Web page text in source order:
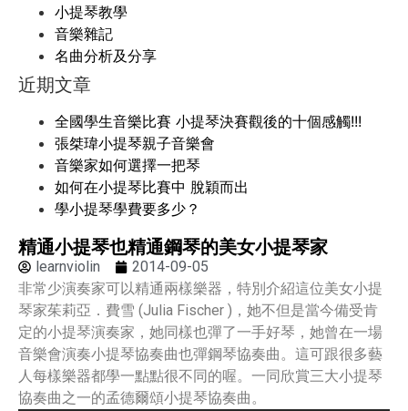
小提琴教學
音樂雜記
名曲分析及分享
近期文章
全國學生音樂比賽 小提琴決賽觀後的十個感觸!!!
張桀瑋小提琴親子音樂會
音樂家如何選擇一把琴
如何在小提琴比賽中 脫穎而出
學小提琴學費要多少？
精通小提琴也精通鋼琴的美女小提琴家
learnviolin
2014-09-05
非常少演奏家可以精通兩樣樂器，特別介紹這位美女小提
琴家茱莉亞．費雪 (Julia Fischer )，她不但是當今備受肯
定的小提琴演奏家，她同樣也彈了一手好琴，她曾在一場
音樂會演奏小提琴協奏曲也彈鋼琴協奏曲。這可跟很多藝
人每樣樂器都學一點點很不同的喔。一同欣賞三大小提琴
協奏曲之一的孟德爾頌小提琴協奏曲。